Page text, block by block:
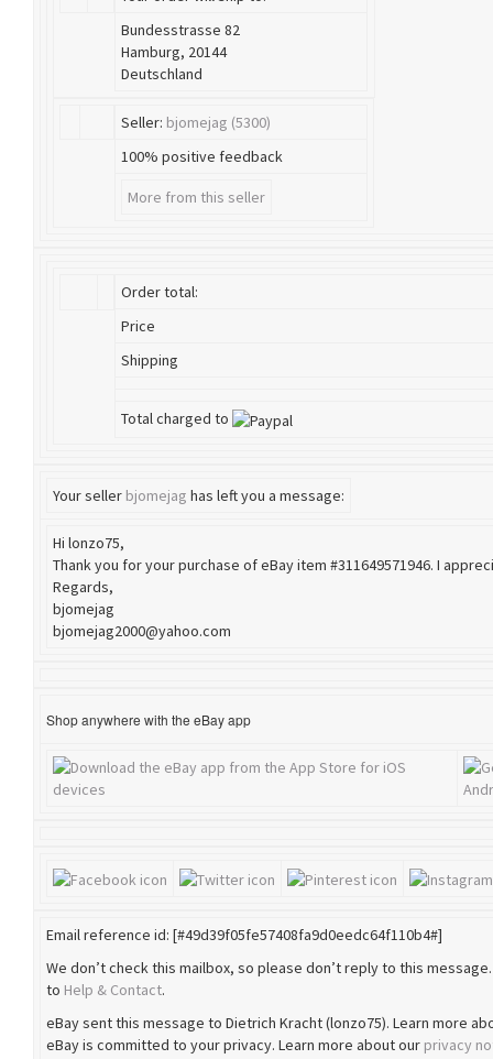
Bundesstrasse 82
Hamburg, 20144
Deutschland
Seller: bjomejag (5300)
100% positive feedback
More from this seller
Order total:
Price
Shipping
Total charged to
Your seller bjomejag has left you a message:
Hi lonzo75,
Thank you for your purchase of eBay item #311649571946. I
Regards,
bjomejag
bjomejag2000@yahoo.com
Shop anywhere with the eBay app
Email reference id: [#49d39f05fe57408fa9d0eedc64f110b4#]
We don’t check this mailbox, so please don’t reply to this
to Help & Contact.
eBay sent this message to Dietrich Kracht (lonzo75). Learn more
eBay is committed to your privacy. Learn more about our privacy